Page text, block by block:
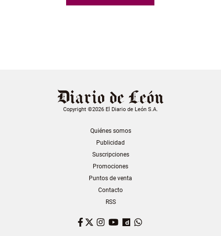
Copyright ©2026 El Diario de León S.A.
Quiénes somos
Publicidad
Suscripciones
Promociones
Puntos de venta
Contacto
RSS
Facebook
TwitterInstagram
YouTubeDailymotion